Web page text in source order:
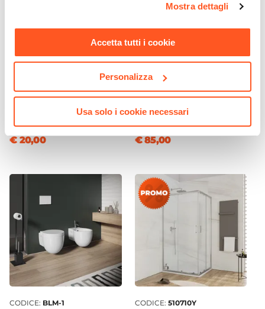
momento. Per maggiori informazioni si invita a leggere la
Mostra dettagli
Accetta tutti i cookie
Personalizza
Usa solo i cookie necessari
Portascopino da appoggio
€ 20,00
CODICE:
Termoarredo a tubo piatto
€ 85,00
CODICE: BLM-1 CODICE: 510710Y